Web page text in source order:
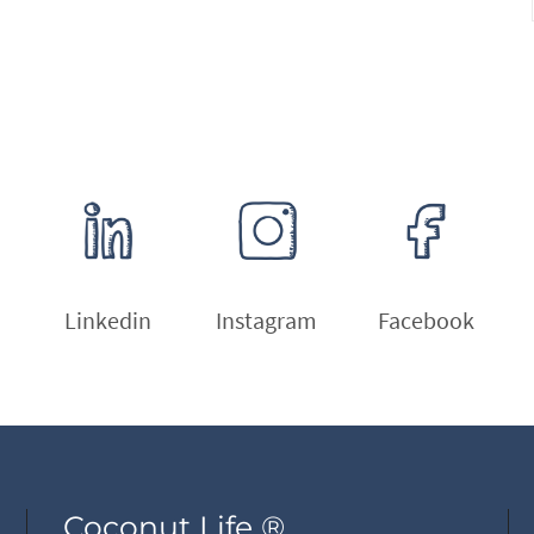
Linkedin Instagram Facebook